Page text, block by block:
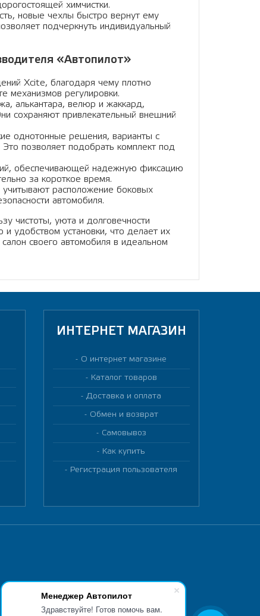
Менеджер Автопилот
Здравствуйте! Готов помочь вам.
химчистки.
новые чехлы быстро вернут ему
подчеркнуть индивидуальный
«Автопилот»
Xcite, благодаря чему плотно
механизмов регулировки.
алькантара, велюр и жаккард,
сохраняют привлекательный внешний
однотонные решения, варианты с
позволяет подобрать комплект под
обеспечивающей надежную фиксацию
за короткое время.
расположение боковых
автомобиля.
чистоты, уюта и долговечности
удобством установки, что делает их
своего автомобиля в идеальном
ИНТЕРНЕТ МАГАЗИН
О интернет магазине
Каталог товаров
Доставка и оплата
Обмен и возврат
Самовывоз
Как купить
Регистрация пользователя